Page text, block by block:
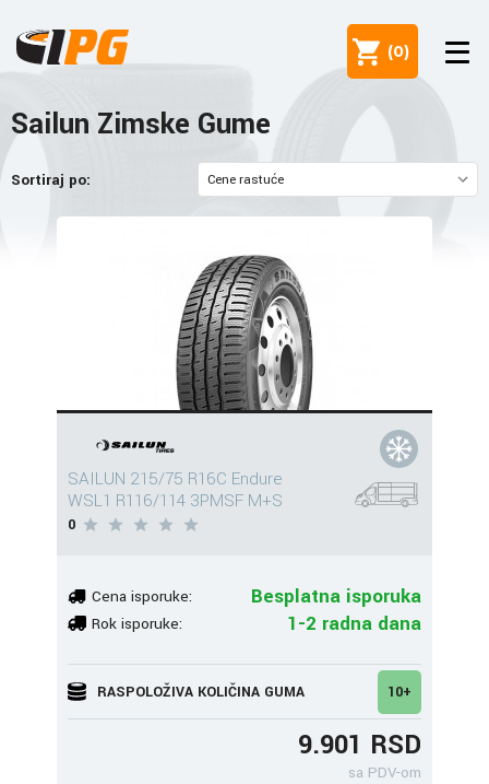
(0)
Sailun Zimske Gume
Sortiraj po:
SAILUN 215/75 R16C Endure
WSL1 R116/114 3PMSF M+S
0
Cena isporuke: Besplatna isporuka
Rok isporuke: 1-2 radna dana
RASPOLOŽIVA KOLIČINA GUMA 10+
9.901 RSD
sa PDV-om